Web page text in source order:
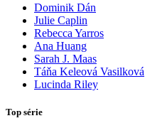
Dominik Dán
Julie Caplin
Rebecca Yarros
Ana Huang
Sarah J. Maas
Táňa Keleová Vasilková
Lucinda Riley
Top série